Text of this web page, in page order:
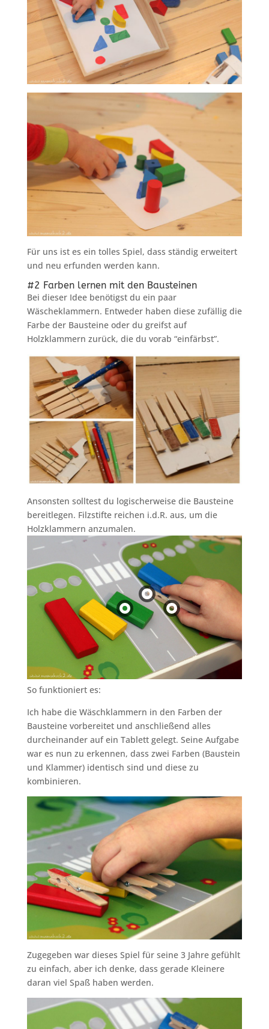
Für uns ist es ein tolles Spiel, dass ständig erweitert
und neu erfunden werden kann.
#2 Farben lernen mit den Bausteinen
Bei dieser Idee benötigst du ein paar
Wäscheklammern. Entweder haben diese zufällig die
Farbe der Bausteine oder du greifst auf
Holzklammern zurück, die du vorab “einfärbst”.
Ansonsten solltest du logischerweise die Bausteine
bereitlegen. Filzstifte reichen i.d.R. aus, um die
Holzklammern anzumalen.
So funktioniert es:
Ich habe die Wäschklammern in den Farben der
Bausteine vorbereitet und anschließend alles
durcheinander auf ein Tablett gelegt. Seine Aufgabe
war es nun zu erkennen, dass zwei Farben (Baustein
und Klammer) identisch sind und diese zu
kombinieren.
Zugegeben war dieses Spiel für seine 3 Jahre gefühlt
zu einfach, aber ich denke, dass gerade Kleinere
daran viel Spaß haben werden.